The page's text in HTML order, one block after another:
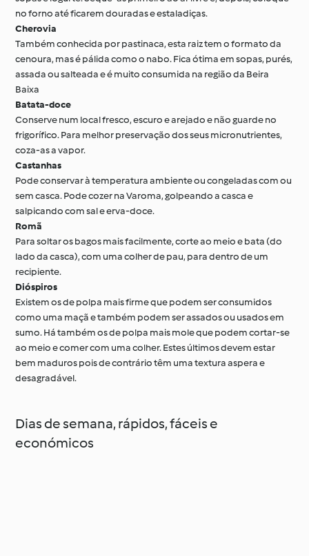
no forno até ficarem douradas e estaladiças.
Cherovia
Também conhecida por pastinaca, esta raiz tem o formato da
cenoura, mas é pálida como o nabo. Fica ótima em sopas, purés,
assada ou salteada e é muito consumida na região da Beira
Baixa
Batata-doce
Conserve num local fresco, escuro e arejado e não guarde no
frigorífico. Para melhor preservação dos seus micronutrientes,
coza-as a vapor.
Castanhas
Pode conservar à temperatura ambiente ou congeladas com ou
sem casca. Pode cozer na Varoma, golpeando a casca e
salpicando com sal e erva-doce.
Romã
Para soltar os bagos mais facilmente, corte ao meio e bata (do
lado da casca), com uma colher de pau, para dentro de um
recipiente.
Dióspiros
Existem os de polpa mais firme que podem ser consumidos
como uma maçã e também podem ser assados ou usados em
sumo. Há também os de polpa mais mole que podem cortar-se
ao meio e comer com uma colher. Estes últimos devem estar
bem maduros pois de contrário têm uma textura aspera e
desagradável.
Dias de semana, rápidos, fáceis e
económicos